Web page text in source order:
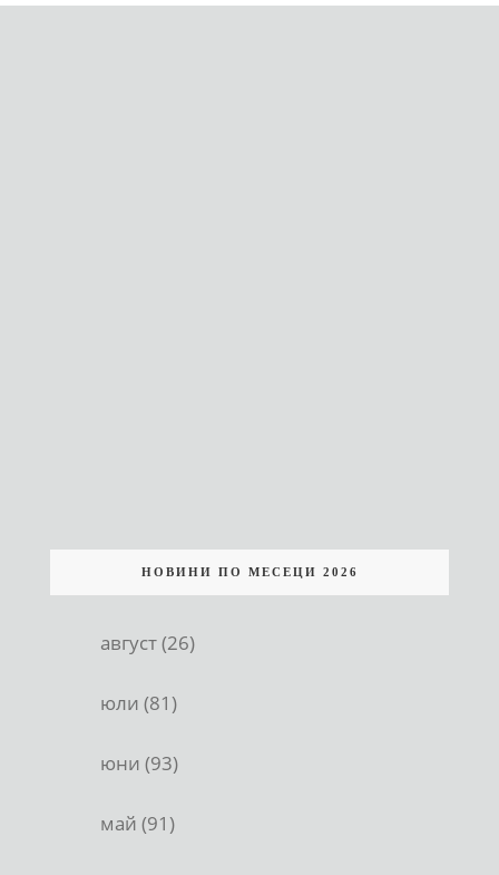
НОВИНИ ПО МЕСЕЦИ 2026
август (26)
юли (81)
юни (93)
май (91)